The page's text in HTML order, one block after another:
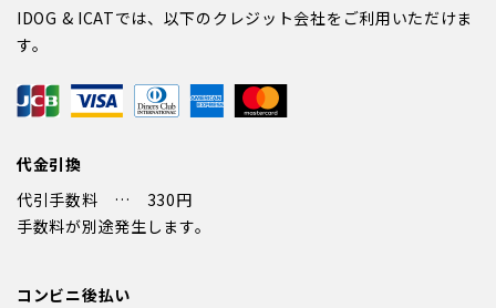
IDOG & ICATでは、以下のクレジット会社をご利用いただけま
す。
代金引換
代引手数料 … 330円
手数料が別途発生します。
コンビニ後払い